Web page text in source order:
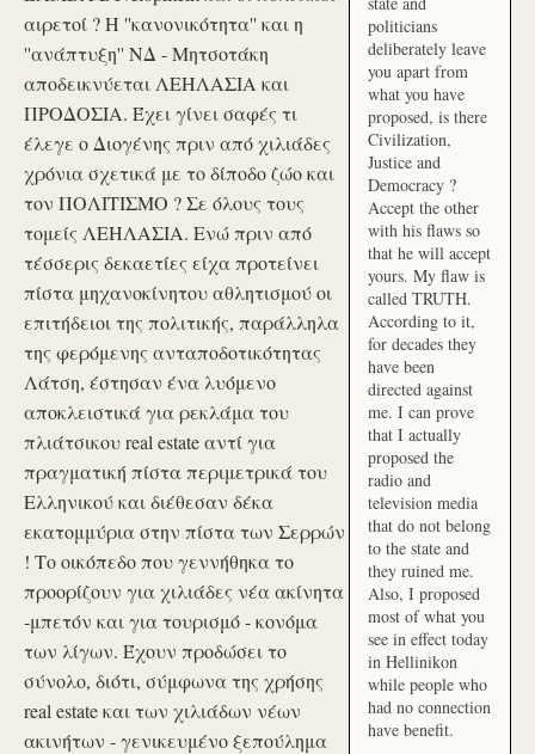
αιρετοί ? Η ''κανονικότητα'' και η
''ανάπτυξη'' ΝΔ - Μητσοτάκη
αποδεικνύεται ΛΕΗΛΑΣΙΑ και
ΠΡΟΔΟΣΙΑ. Έχει γίνει σαφές τι
έλεγε ο Διογένης πριν από χιλιάδες
χρόνια σχετικά με το δίποδο ζώο και
τον ΠΟΛΙΤΙΣΜΟ ? Σε όλους τους
τομείς ΛΕΗΛΑΣΙΑ. Ενώ πριν από
τέσσερις δεκαετίες είχα προτείνει
πίστα μηχανοκίνητου αθλητισμού οι
επιτήδειοι της πολιτικής, παράλληλα
της φερόμενης ανταποδοτικότητας
Λάτση, έστησαν ένα λυόμενο
αποκλειστικά για ρεκλάμα του
πλιάτσικου real estate αντί για
πραγματική πίστα περιμετρικά του
Ελληνικού και διέθεσαν δέκα
εκατομμύρια στην πίστα των Σερρών
! Το οικόπεδο που γεννήθηκα το
προορίζουν για χιλιάδες νέα ακίνητα
-μπετόν και για τουρισμό - κονόμα
των λίγων. Έχουν προδώσει το
σύνολο, διότι, σύμφωνα της χρήσης
real estate και των χιλιάδων νέων
ακινήτων - γενικευμένο ξεπούλημα
politicians
deliberately leave
you apart from
what you have
proposed, is there
Civilization,
Justice and
Democracy ?
Accept the other
with his flaws so
that he will accept
yours. My flaw is
called TRUTH.
According to it,
for decades they
have been
directed against
me. I can prove
that I actually
proposed the
radio and
television media
that do not belong
to the state and
they ruined me.
Also, I proposed
most of what you
see in effect today
in Hellinikon
while people who
had no connection
have benefit.